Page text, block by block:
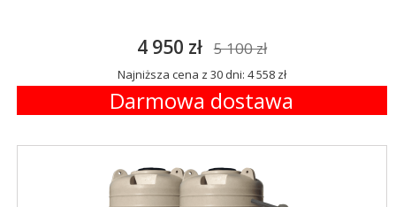
4 950 zł 5 100 zł
Najniższa cena z 30 dni: 4 558 zł
Darmowa dostawa